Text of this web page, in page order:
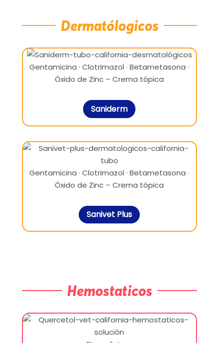
Dermatólogicos
Gentamicina · Clotrimazol · Betametasona ·
Óxido de Zinc – Crema tópica
Saniderm
Gentamicina · Clotrimazol · Betametasona ·
Óxido de Zinc – Crema tópica
Sanivet Plus
Hemostaticos